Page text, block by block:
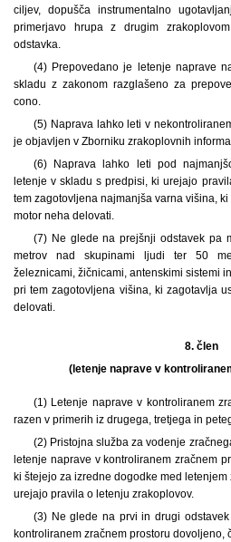
ciljev, dopušča instrumentalno
primerjavo hrupa z drugim
odstavka.
(4) Prepovedano je letenje naprave
skladu z zakonom razglašeno za
cono.
(5) Naprava lahko leti v
je objavljen v Zborniku zrakoplovnih
(6) Naprava lahko leti pod
letenje v skladu s predpisi, ki urejajo
tem zagotovljena najmanjša varna višina,
motor neha delovati.
(7) Ne glede na prejšnji odstavek pa
metrov nad skupinami ljudi ter 50
železnicami, žičnicami, antenskimi sistemi
pri tem zagotovljena višina, ki zagotavlja
delovati.
8. člen
(letenje naprave v
(1) Letenje naprave v kontroliranem
razen v primerih iz drugega, tretjega in
(2) Pristojna služba za vodenje
letenje naprave v kontroliranem zračnem
ki štejejo za izredne dogodke med
urejajo pravila o letenju zrakoplovov.
(3) Ne glede na prvi in drugi
kontroliranem zračnem prostoru dovoljeno,